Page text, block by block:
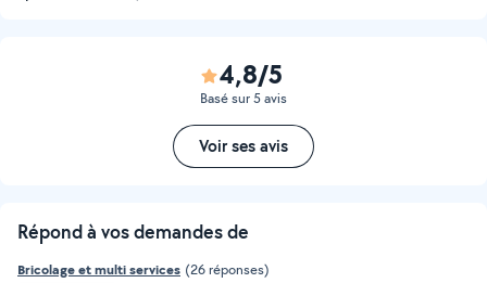
4,8/5
Basé sur 5 avis
Voir ses avis
Répond à vos demandes de
Bricolage et multi services (26 réponses)